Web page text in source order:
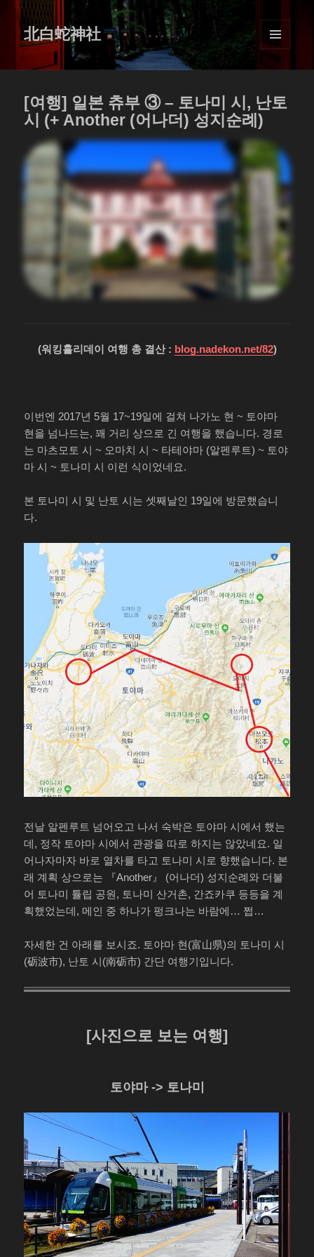
北白蛇神社
MENU
AND
[여행] 일본 츄부 ③ – 토나미 시, 난토
시 (+ Another (어나더) 성지순례)
(워킹홀리데이 여행 총 결산 : blog.nadekon.net/82)
이번엔 2017년 5월 17~19일에 걸쳐 나가노 현 ~ 토야마
현을 넘나드는, 꽤 거리 상으로 긴 여행을 했습니다. 경로
는 마츠모토 시 ~ 오마치 시 ~ 타테야마 (알펜루트) ~ 토야
마 시 ~ 토나미 시 이런 식이었네요.
본 토나미 시 및 난토 시는 셋째날인 19일에 방문했습니
다.
전날 알펜루트 넘어오고 나서 숙박은 토야마 시에서 했는
데, 정작 토야마 시에서 관광을 따로 하지는 않았네요. 일
어나자마자 바로 열차를 타고 토나미 시로 향했습니다. 본
래 계획 상으로는 『Another』 (어나더) 성지순례와 더불
어 토나미 튤립 공원, 토나미 산거촌, 간죠카쿠 등등을 계
획했었는데, 메인 중 하나가 펑크나는 바람에… 쩝…
자세한 건 아래를 보시죠. 토야마 현(富山県)의 토나미 시
(砺波市), 난토 시(南砺市) 간단 여행기입니다.
[사진으로 보는 여행]
토야마 -> 토나미